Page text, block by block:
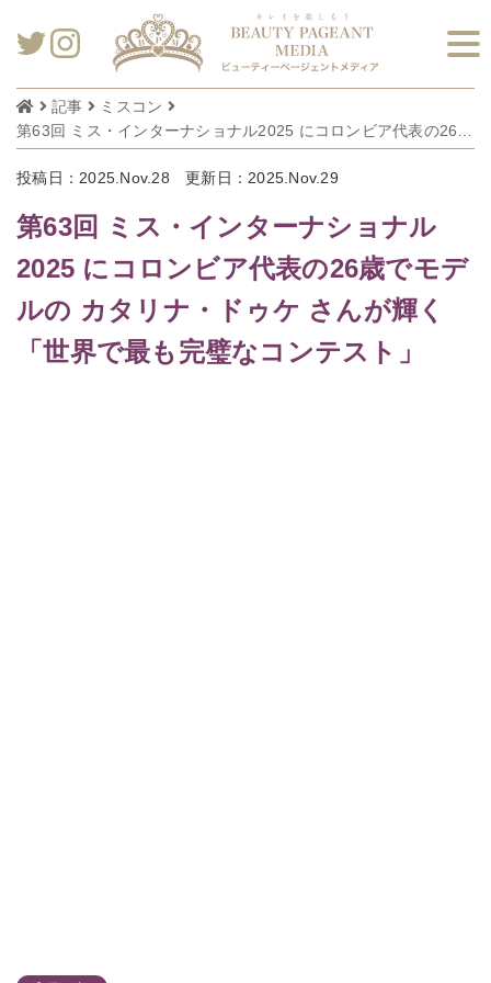
記事
ミスコン
投稿日：2025.Nov.28 更新日：2025.Nov.29
第63回 ミス・インターナショナル
2025 にコロンビア代表の26歳でモデ
ルの カタリナ・ドゥケ さんが輝く
「世界で最も完璧なコンテスト」